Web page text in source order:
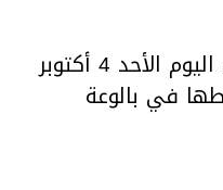
أعلنت بلدية المرسى، مساء اليوم الأحد 4 أكتوبر
في بالوعة